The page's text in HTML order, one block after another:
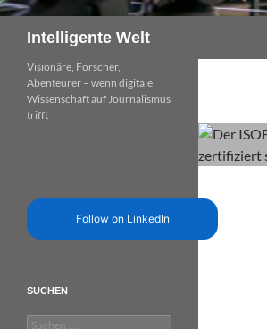
Intelligente Welt
Visionäre, Forscher,
Abenteurer – wenn digitale
Wissenschaft auf Journalismus
trifft
Follow on LinkedIn
SUCHEN
Suchen